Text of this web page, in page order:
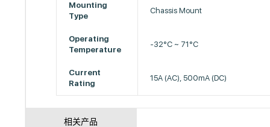
Mounting
Type
Chassis Mount
Operating
Temperature
-32°C ~ 71°C
Current
Rating
15A (AC), 500mA (DC)
相关产品